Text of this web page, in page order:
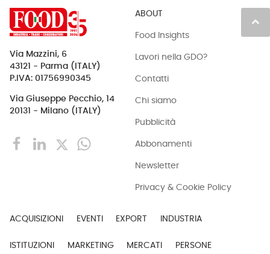
keyboard_arrow_up
Via Mazzini, 6
43121 - Parma (ITALY)
P.IVA: 01756990345
Via Giuseppe Pecchio, 14
20131 - Milano (ITALY)
ABOUT
Food Insights
Lavori nella GDO?
Contatti
Chi siamo
Pubblicità
Abbonamenti
Newsletter
Privacy & Cookie Policy
ACQUISIZIONI EVENTI EXPORT INDUSTRIA
ISTITUZIONI MARKETING MERCATI PERSONE